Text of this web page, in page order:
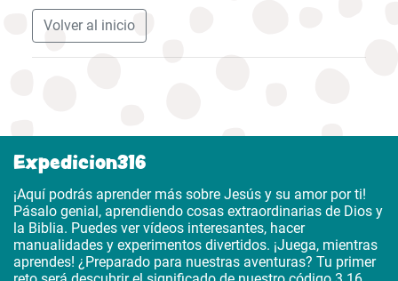
Volver al inicio
Expedicion316
¡Aquí podrás aprender más sobre Jesús y su amor por ti!
Pásalo genial, aprendiendo cosas extraordinarias de Dios y
la Biblia. Puedes ver vídeos interesantes, hacer
manualidades y experimentos divertidos. ¡Juega, mientras
aprendes! ¿Preparado para nuestras aventuras? Tu primer